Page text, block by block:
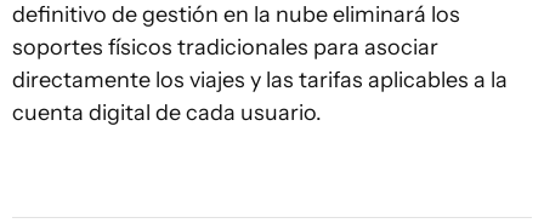
definitivo de gestión en la nube eliminará los
soportes físicos tradicionales para asociar
directamente los viajes y las tarifas aplicables a la
cuenta digital de cada usuario.